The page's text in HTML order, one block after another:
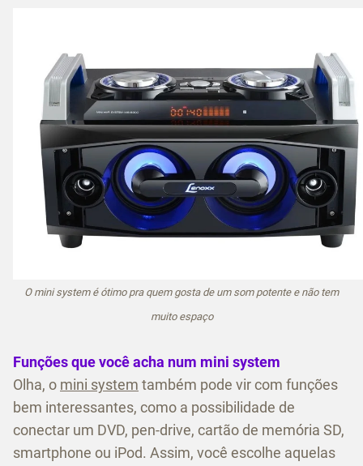
O mini system é ótimo pra quem gosta de um som potente e não tem
muito espaço
Funções que você acha num mini system
Olha, o mini system também pode vir com funções
bem interessantes, como a possibilidade de
conectar um DVD, pen-drive, cartão de memória SD,
smartphone ou iPod. Assim, você escolhe aquelas